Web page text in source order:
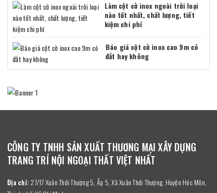
Làm cột cờ inox ngoài trời loại
nào tốt nhất, chất lượng, tiết
kiệm chi phí
Báo giá cột cờ inox cao 9m có
đắt hay không
CÔNG TY TNHH SẢN XUẤT THƯƠNG MẠI XÂY DỰNG
TRANG TRÍ NỘI NGOẠI THẤT VIỆT NHẤT
Địa chỉ: 27/17 Xuân Thới Thượng 5, Ấp 5, Xã Xuân Thới Thượng, Huyện Hóc Môn,